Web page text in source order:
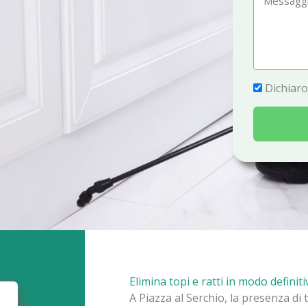
n
o
g
g
P
r
v
a
Elimina topi e ratti in modo
A Piazza al Serchio, la presenza